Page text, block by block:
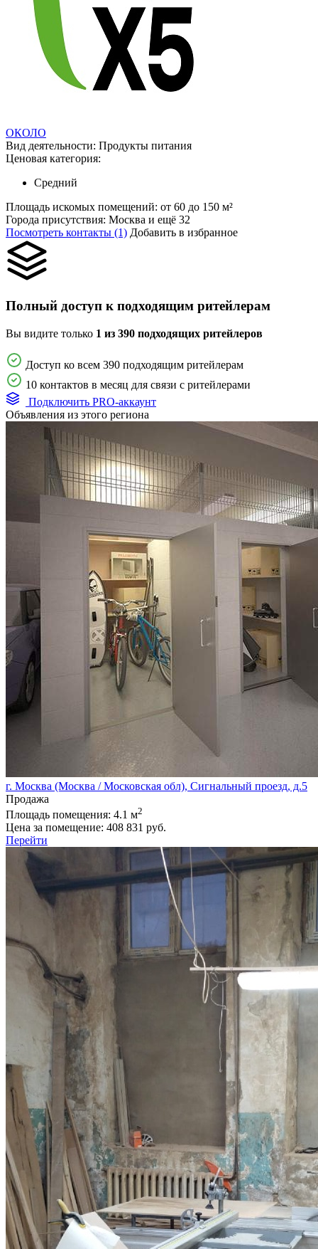
ОКОЛО
Вид деятельности: Продукты питания
Ценовая категория:
Средний
Площадь искомых помещений: от 60 до 150 м²
Города присутствия: Москва и ещё 32
Посмотреть контакты (1) Добавить в избранное
Полный доступ к подходящим ритейлерам
Вы видите только 1 из 390 подходящих ритейлеров
Доступ ко всем 390 подходящим ритейлерам
10 контактов в месяц для связи с ритейлерами
Подключить PRO-аккаунт
Объявления из этого региона
г. Москва (Москва / Московская обл), Сигнальный проезд, д.5
Продажа
Площадь помещения: 4.1 м2
Цена за помещение: 408 831 руб.
Перейти